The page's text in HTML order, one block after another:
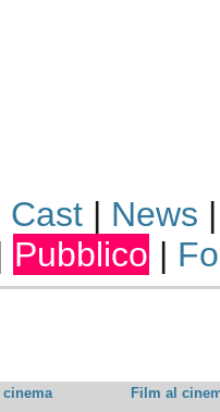
Cast| News |
Pubblico |
Film al